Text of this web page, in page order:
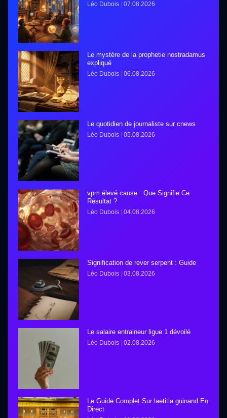
Léo Dubois 07.08.2026
Le mystère de la prophetie nostradamus
expliqué
Léo Dubois 06.08.2026
Le quotidien de journaliste sur cnews
Léo Dubois 05.08.2026
vpm élevé cause : Que Signifie Ce
Résultat ?
Léo Dubois 04.08.2026
Signification de rever serpent : Guide
Léo Dubois 03.08.2026
Le salaire entraineur ligue 1 dévoilé
Léo Dubois 02.08.2026
Le Guide Complet Sur laetitia guinand En
Direct